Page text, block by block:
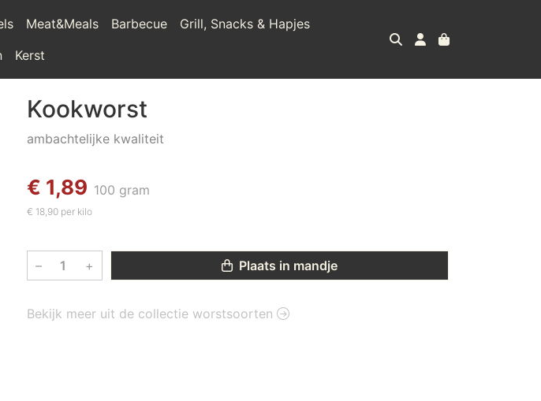
Meat&Meals Barbecue
Grill, Snacks & Hapjes
Kerst
Kookworst
ambachtelijke kwaliteit
€ 1,89 100 gram
€ 18,90 per kilo
– + Plaats in mandje
Bekijk meer uit de collectie worstsoorten